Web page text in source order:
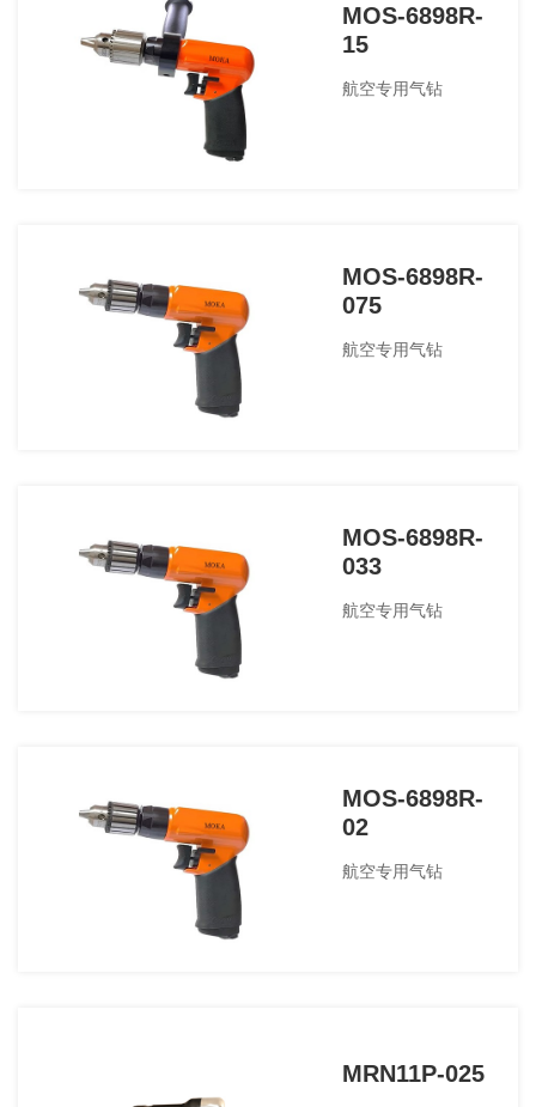
MOS-6898R-
15
航空专用气钻
MOS-6898R-
075
航空专用气钻
MOS-6898R-
033
航空专用气钻
MOS-6898R-
02
航空专用气钻
MRN11P-025